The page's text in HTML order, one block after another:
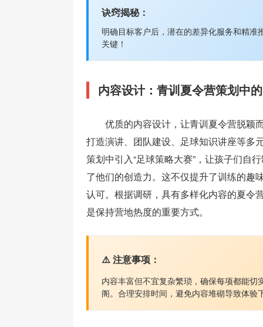
诀窍揭秘：
明确目标客户后，潜在的差异化服务和精准
关键！
内容设计：青训夏令营策划中
优质的内容设计，让青训夏令营脱颖
打造演讲、团队建设、足球知识讲座等多
策划中引入“足球策略大赛”，让孩子们自
了他们的创造力。这不仅提升了训练的趣
认可。根据调研，具有多样化内容的夏令
是保持营地热度的重要方式。
⚠️ 注意事项：
内容丰富但不宜复杂繁琐，确保每项都能切
阁。合理安排时间，避免内容堆砌导致体验